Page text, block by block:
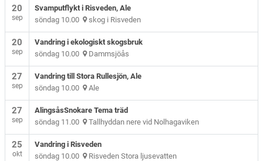
20
sep
Svamputflykt i Risveden, Ale
söndag 10.00 skog i Risveden
20
sep
Vandring i ekologiskt skogsbruk
söndag 10.00 Dammsjöås
27
sep
Vandring till Stora Rullesjön, Ale
söndag 10.00 Ale
27
sep
AlingsåsSnokare Tema träd
söndag 11.00 Tallhyddan nere vid Nolhagaviken
25
okt
Vandring i Risveden
söndag 10.00 Risveden Stora ljusevatten